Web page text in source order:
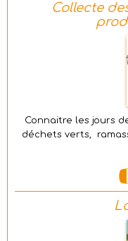
Collecte
Connaitre les jours
déchets verts,